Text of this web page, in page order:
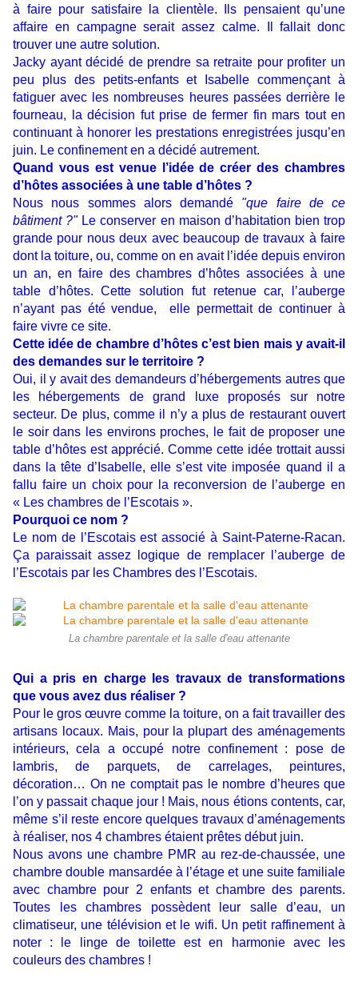
à faire pour satisfaire la clientèle. Ils pensaient qu’une
affaire en campagne serait assez calme. Il fallait donc
trouver une autre solution.
Jacky ayant décidé de prendre sa retraite pour profiter un
peu plus des petits-enfants et Isabelle commençant à
fatiguer avec les nombreuses heures passées derrière le
fourneau, la décision fut prise de fermer fin mars tout en
continuant à honorer les prestations enregistrées jusqu’en
juin. Le confinement en a décidé autrement.
Quand vous est venue l’idée de créer des chambres
d’hôtes associées à une table d’hôtes ?
Nous nous sommes alors demandé "que faire de ce
bâtiment ?"Le conserver en maison d’habitation bien trop
grande pour nous deux avec beaucoup de travaux à faire
dont la toiture, ou, comme on en avait l’idée depuis environ
un an, en faire des chambres d’hôtes associées à une
table d’hôtes. Cette solution fut retenue car, l’auberge
n’ayant pas été vendue, elle permettait de continuer à
faire vivre ce site.
Cette idée de chambre d’hôtes c’est bien mais y avait-il
des demandes sur le territoire ?
Oui, il y avait des demandeurs d’hébergements autres que
les hébergements de grand luxe proposés sur notre
secteur. De plus, comme il n’y a plus de restaurant ouvert
le soir dans les environs proches, le fait de proposer une
table d’hôtes est apprécié. Comme cette idée trottait aussi
dans la tête d’Isabelle, elle s’est vite imposée quand il a
fallu faire un choix pour la reconversion de l’auberge en
« Les chambres de l’Escotais ».
Pourquoi ce nom ?
Le nom de l’Escotais est associé à Saint-Paterne-Racan.
Ça paraissait assez logique de remplacer l’auberge de
l’Escotais par les Chambres des l’Escotais.
La chambre parentale et la salle d'eau attenante
Qui a pris en charge les travaux de transformations
que vous avez dus réaliser ?
Pour le gros œuvre comme la toiture, on a fait travailler des
artisans locaux. Mais, pour la plupart des aménagements
intérieurs, cela a occupé notre confinement : pose de
lambris, de parquets, de carrelages, peintures,
décoration… On ne comptait pas le nombre d’heures que
l’on y passait chaque jour ! Mais, nous étions contents, car,
même s’il reste encore quelques travaux d’aménagements
à réaliser, nos 4 chambres étaient prêtes début juin.
Nous avons une chambre PMR au rez-de-chaussée, une
chambre double mansardée à l’étage et une suite familiale
avec chambre pour 2 enfants et chambre des parents.
Toutes les chambres possèdent leur salle d’eau, un
climatiseur, une télévision et le wifi. Un petit raffinement à
noter : le linge de toilette est en harmonie avec les
couleurs des chambres !